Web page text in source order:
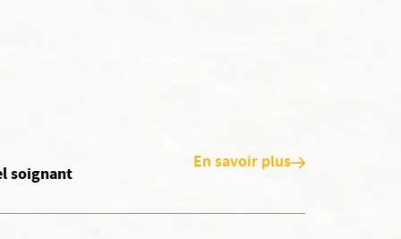
soignant En savoir plus